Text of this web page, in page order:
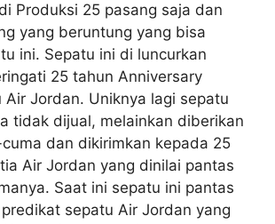
Produksi 25 pasang saja dan
yang beruntung yang bisa
ini. Sepatu ini di luncurkan
25 tahun Anniversary
Air Jordan. Uniknya lagi sepatu
tidak dijual, melainkan diberikan
dan dikirimkan kepada 25
Air Jordan yang dinilai pantas
Saat ini sepatu ini pantas
sepatu Air Jordan yang